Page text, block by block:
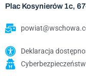
Plac Kosynierów 1c,
Deklaracja